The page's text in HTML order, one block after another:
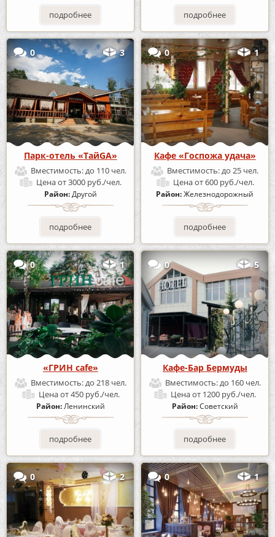
подробнее подробнее
0 3
Парк-отель «ТайGA»
Вместимость:до 110 чел.
Ценаот 3000 руб./чел.
Район:Другой
подробнее
0 1
Кафе «Госпожа удача»
Вместимость:до 25 чел.
Ценаот 600 руб./чел.
Район:Железнодорожный
подробнее
0 1
«ГРИН cafe»
Вместимость:до 218 чел.
Ценаот 450 руб./чел.
Район:Ленинский
подробнее
0 5
Кафе-Бар Бермуды
Вместимость:до 160 чел.
Ценаот 1200 руб./чел.
Район:Советский
подробнее
0 2 0 1